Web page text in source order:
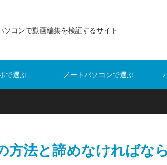
コンで動画編集を検証するサイト
で選ぶ ノートパソコンで選ぶ
方法と諦めなければな